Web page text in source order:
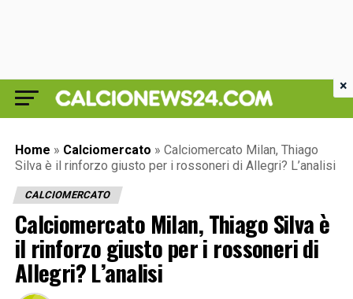
Home » Calciomercato » Calciomercato Milan, Thiago
Silva è il rinforzo giusto per i rossoneri di Allegri? L’analisi
CALCIOMERCATO
Calciomercato Milan, Thiago Silva è
il rinforzo giusto per i rossoneri di
Allegri? L’analisi
×